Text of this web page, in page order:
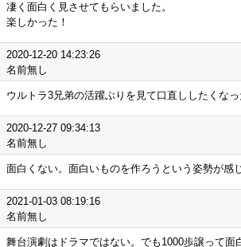
凄く面白く見させてもらいました。
楽しかった！
2020-12-20 14:23:26
名前無し
ウルトラ3兄弟の活躍ぶりを見て口直ししたくなっ
2020-12-27 09:34:13
名前無し
面白くない。面白いものを作ろうという姿勢が感
2021-01-03 08:19:16
名前無し
舞台演劇はドラマではない。でも1000歩譲って面